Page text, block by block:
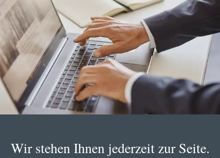
Wir stehen Ihnen jederzeit zur Seite.